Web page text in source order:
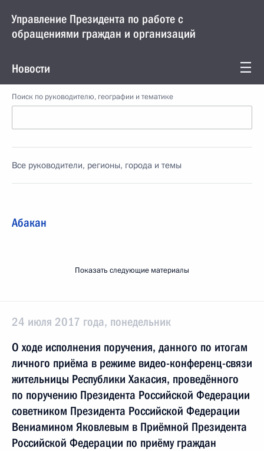
Управление Президента по работе с
обращениями граждан и организаций
Новости
Поиск по руководителю, географии и тематике
Все руководители, регионы, города и темы
Абакан
Показать следующие материалы
24 июля 2017 года, понедельник
О ходе исполнения поручения, данного по итогам
личного приёма в режиме видео-конференц-связи
жительницы Республики Хакасия, проведённого
по поручению Президента Российской Федерации
советником Президента Российской Федерации
Вениамином Яковлевым в Приёмной Президента
Российской Федерации по приёму граждан